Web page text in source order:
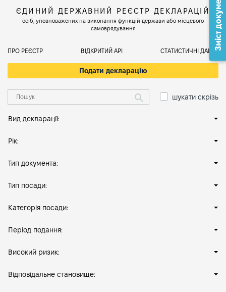
ЄДИНИЙ ДЕРЖАВНИЙ РЕЄСТР ДЕКЛАРАЦІЙ
осіб, уповноважених на виконання функцій держави або місцевого
самоврядування
ПРО РЕЄСТР ВІДКРИТИЙ АРІ СТАТИСТИЧНІ ДАНІ
Подати декларацію
шукати скрізь
Вид декларації:
Рік:
Тип документа:
Тип посади:
Категорія посади:
Період подання:
Високий ризик:
Відповідальне становище:
Зміст документа